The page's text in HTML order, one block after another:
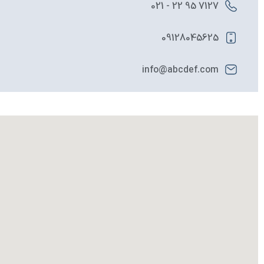
7127 95 22 - 021
09128045625
info@abcdef.com